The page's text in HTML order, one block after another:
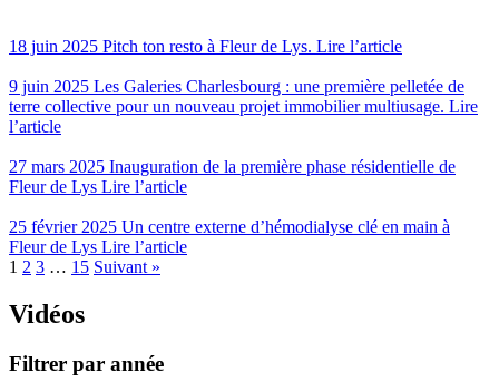
18 juin 2025 Pitch ton resto à Fleur de Lys. Lire l’article
9 juin 2025 Les Galeries Charlesbourg : une première pelletée de
terre collective pour un nouveau projet immobilier multiusage. Lire
l’article
27 mars 2025 Inauguration de la première phase résidentielle de
Fleur de Lys Lire l’article
25 février 2025 Un centre externe d’hémodialyse clé en main à
Fleur de Lys Lire l’article
1 2 3 … 15 Suivant »
Vidéos
Filtrer par année